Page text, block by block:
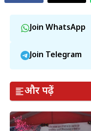
Join WhatsApp
Join Telegram
और पढ़ें